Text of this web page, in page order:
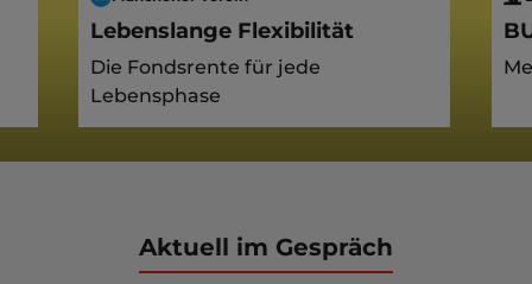
Lebenslange Flexibilität
Die Fondsrente für jede
Lebensphase
Aktuell im Gespräch